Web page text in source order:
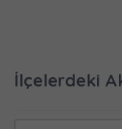
İlçelerdeki